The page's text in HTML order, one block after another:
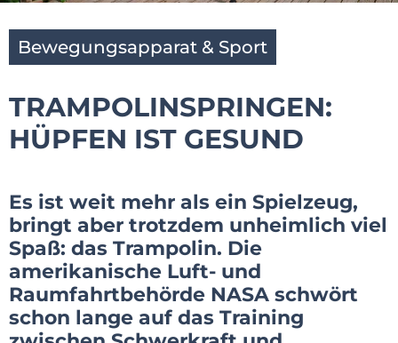
Bewegungsapparat & Sport
TRAMPOLINSPRINGEN:
HÜPFEN IST GESUND
Es ist weit mehr als ein Spielzeug,
bringt aber trotzdem unheimlich viel
Spaß: das Trampolin. Die
amerikanische Luft- und
Raumfahrtbehörde NASA schwört
schon lange auf das Training